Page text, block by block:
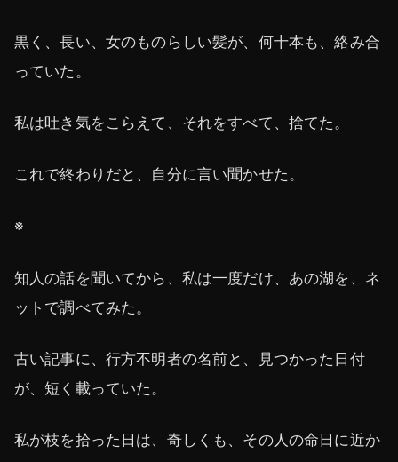
黒く、長い、女のものらしい髪が、何十本も、絡み合
っていた。
私は吐き気をこらえて、それをすべて、捨てた。
これで終わりだと、自分に言い聞かせた。
※
知人の話を聞いてから、私は一度だけ、あの湖を、ネ
ットで調べてみた。
古い記事に、行方不明者の名前と、見つかった日付
が、短く載っていた。
私が枝を拾った日は、奇しくも、その人の命日に近か